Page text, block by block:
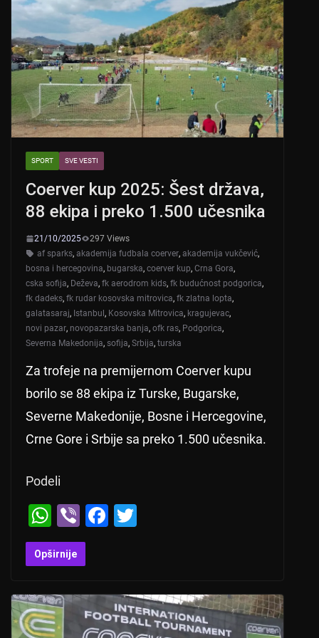
SPORT SVE VESTI
Coerver kup 2025: Šest država,
88 ekipa i preko 1.500 učesnika
21/10/2025
297 Views
af sparks, akademija fudbala coerver, akademija vukčević,
bosna i hercegovina, bugarska, coerver kup, Crna Gora,
cska sofija, Deževa, fk aerodrom kids, fk budućnost podgorica,
fk dadeks, fk rudar kosovska mitrovica, fk zlatna lopta,
galatasaraj, Istanbul, Kosovska Mitrovica, kragujevac,
novi pazar, novopazarska banja, ofk ras, Podgorica,
Severna Makedonija, sofija, Srbija, turska
Za trofeje na premijernom Coerver kupu
borilo se 88 ekipa iz Turske, Bugarske,
Severne Makedonije, Bosne i Hercegovine,
Crne Gore i Srbije sa preko 1.500 učesnika.
Podeli
W
h
at
A
p
Vi
b
er
F
b
o
Opširnije